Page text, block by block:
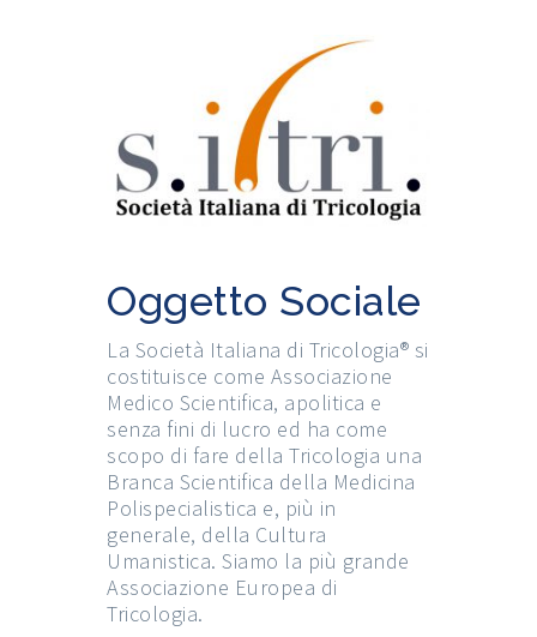
Oggetto Sociale
La Società Italiana di Tricologia® si
costituisce come Associazione
Medico Scientifica, apolitica e
senza fini di lucro ed ha come
scopo di fare della Tricologia una
Branca Scientifica della Medicina
Polispecialistica e, più in
generale, della Cultura
Umanistica. Siamo la più grande
Associazione Europea di
Tricologia.